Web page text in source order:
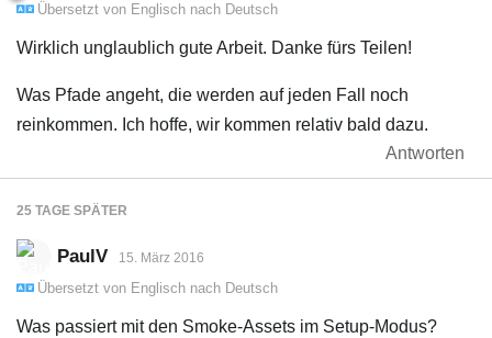
Übersetzt von Englisch nach Deutsch
Wirklich unglaublich gute Arbeit. Danke fürs Teilen!
Was Pfade angeht, die werden auf jeden Fall noch
reinkommen. Ich hoffe, wir kommen relativ bald dazu.
Antworten
25 TAGE SPÄTER
PaulV 15. März 2016
Übersetzt von Englisch nach Deutsch
Was passiert mit den Smoke-Assets im Setup-Modus?